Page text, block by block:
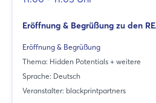
Eröffnung & Begrüßung zu den
Eröffnung & Begrüßung
Thema: Hidden Potentials + weitere
Sprache: Deutsch
Veranstalter: blackprintpartners